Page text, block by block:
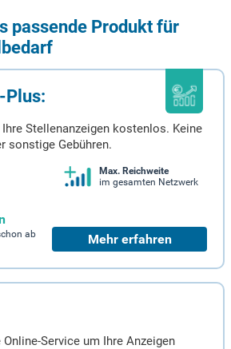
passende Produkt für
Plus:
Stellenanzeigen kostenlos. Keine
sonstige Gebühren.
Max. Reichweite
im gesamten Netzwerk
ab
Mehr erfahren
Service um Ihre Anzeigen